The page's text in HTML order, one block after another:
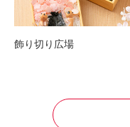
飾り切り広場